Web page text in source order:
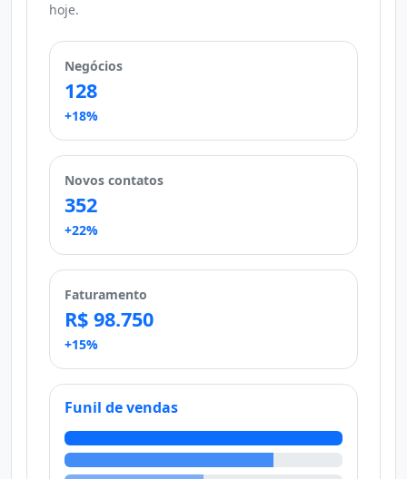
hoje.
Negócios
128
+18%
Novos contatos
352
+22%
Faturamento
R$ 98.750
+15%
Funil de vendas